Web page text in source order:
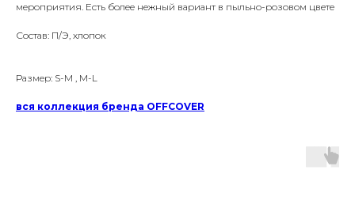
мероприятия. Есть более нежный вариант в пыльно-розовом цвете
Состав: П/Э, хлопок
Размер: S-M , M-L
вся коллекция бренда OFFCOVER